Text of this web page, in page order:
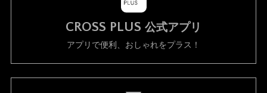
CROSS PLUS 公式アプリ
アプリで便利、おしゃれをプラス！